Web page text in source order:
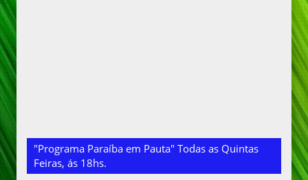
"Programa Paraíba em Pauta" Todas as Quintas
Feiras, ás 18hs.